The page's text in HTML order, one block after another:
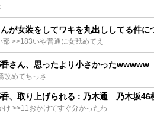
んが女装をしてワキを丸出ししてる件に
>>183いや普通に女舐めてえ
香さん、思ったより小さかったwwwww
改めてちっさ
香、取り上げられる : 乃木通 乃木坂46
>>11おかけてすぐ分かったわ